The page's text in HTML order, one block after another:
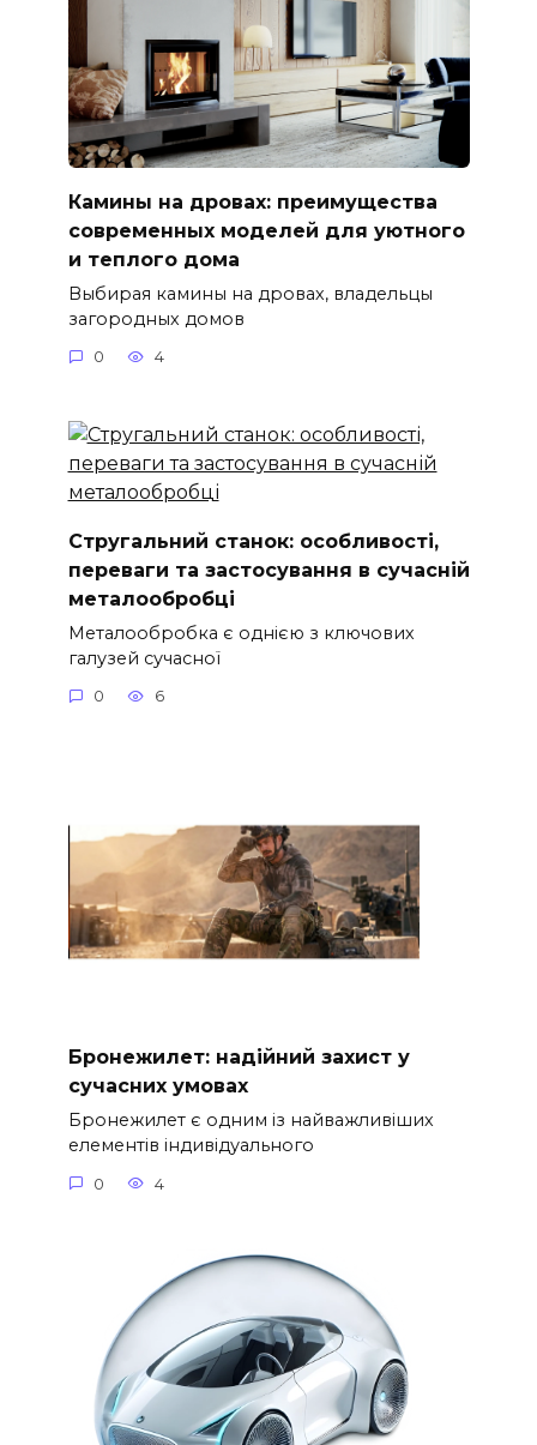
Камины на дровах: преимущества
современных моделей для уютного
и теплого дома
Выбирая камины на дровах, владельцы
загородных домов
0 4
Стругальний станок: особливості,
переваги та застосування в сучасній
металообробці
Металообробка є однією з ключових
галузей сучасної
0 6
Бронежилет: надійний захист у
сучасних умовах
Бронежилет є одним із найважливіших
елементів індивідуального
0 4